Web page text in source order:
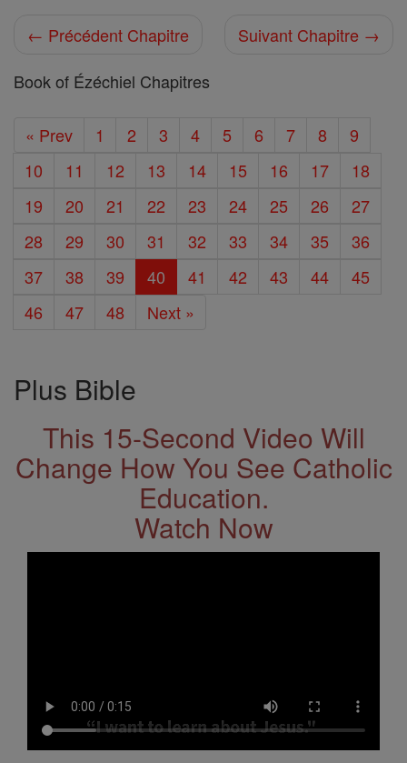
← Précédent Chapitre
Suivant Chapitre →
Book of Ézéchiel Chapitres
« Prev 1 2 3 4 5 6 7 8
9
10
11 12 13 14 15 16 17
18
19
20 21 22 23 24 25 26
27
28
29 30 31 32 33 34 35
36
37
38 39 40 41 42 43 44
45
46
47 48 Next »
Plus Bible
This 15-Second Video Will
Change How You See Catholic
Education.
Watch Now